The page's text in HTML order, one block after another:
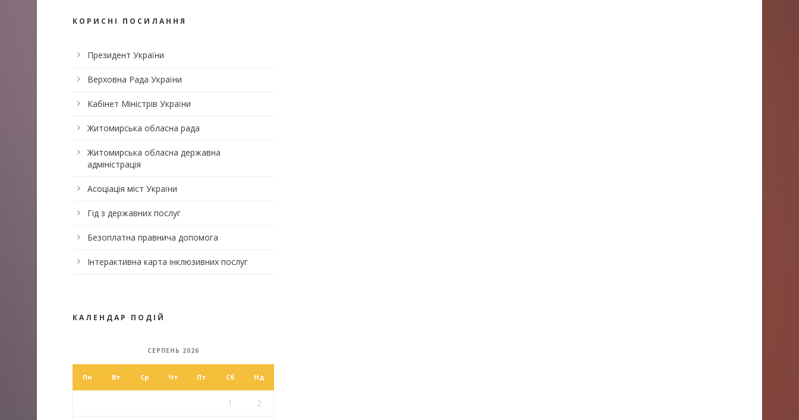
КОРИСНІ ПОСИЛАННЯ
Президент України
Верховна Рада України
Кабінет Міністрів України
Житомирська обласна рада
Житомирська обласна державна
адміністрація
Асоціація міст України
Гід з державних послуг
Безоплатна правнича допомога
Інтерактивна карта інклюзивних послуг
КАЛЕНДАР ПОДІЙ
СЕРПЕНЬ 2026
Пн Вт Ср Чт Пт Сб Нд
1 2